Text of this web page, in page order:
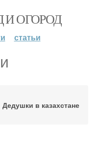
И ОГОРОД
статьи
Дедушки в казахстане